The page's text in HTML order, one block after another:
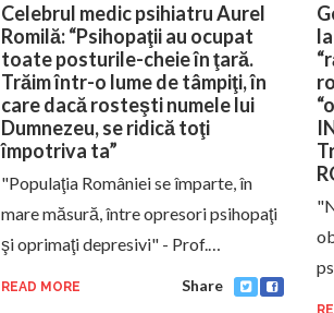
Celebrul medic psihiatru Aurel
Romilă: “Psihopaţii au ocupat
toate posturile-cheie în ţară.
Trăim într-o lume de tâmpiţi, în
care dacă rosteşti numele lui
Dumnezeu, se ridică toţi
împotriva ta”
"Populaţia României se împarte, în
mare măsură, între opresori psihopaţi
şi oprimaţi depresivi" - Prof.…
READ MORE Share